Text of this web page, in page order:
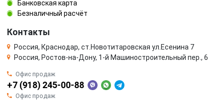
Банковская карта
Безналичный расчёт
Контакты
Россия, Краснодар, ст.Новотитаровская ул.Есенина 7
Россия, Ростов-на-Дону, 1-й Машиностроительный пер., 6
Офис продаж
+7 (918) 245-00-88
Офис продаж